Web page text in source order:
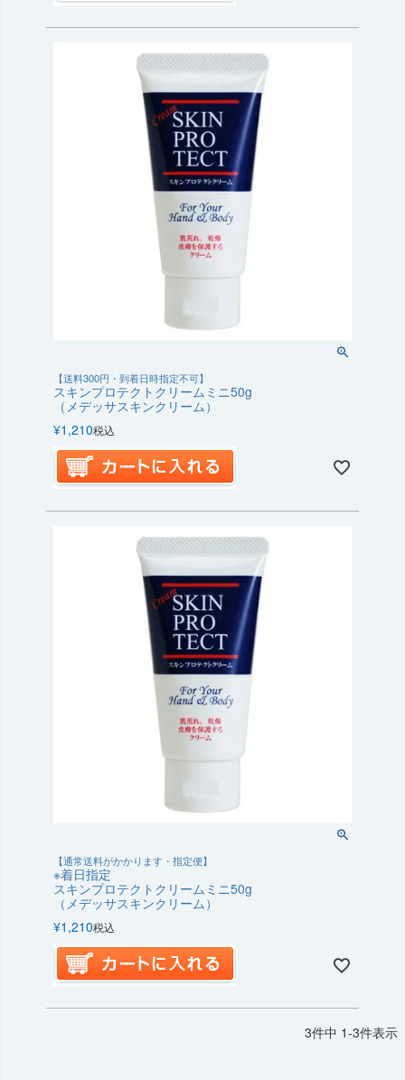
【送料300円・到着日時指定不可】
スキンプロテクトクリームミニ50g
（メデッサスキンクリーム）
¥1,210税込
【通常送料がかかります・指定便】
※着日指定
スキンプロテクトクリームミニ50g
（メデッサスキンクリーム）
¥1,210税込
3件中 1-3件表示